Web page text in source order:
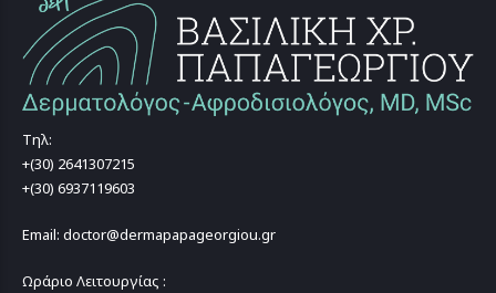
Τηλ:
+(30) 2641307215
+(30) 6937119603
Email: doctor@dermapapageorgiou.gr
Ωράριο Λειτουργίας :